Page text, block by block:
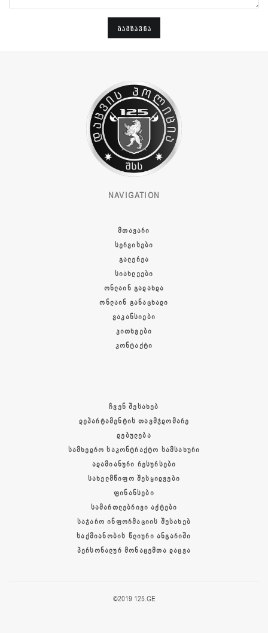
ᲒᲐᲒᲖᲐᲕᲜᲐ
NAVIGATION
ᲛᲗᲐᲕᲐᲠᲘ
ᲡᲔᲠᲕᲘᲡᲔᲑᲘ
ᲒᲐᲚᲔᲠᲔᲐ
ᲡᲘᲐᲮᲚᲔᲔᲑᲘ
ᲝᲜᲚᲐᲘᲜ ᲒᲐᲓᲐᲮᲓᲐ
ᲝᲜᲚᲐᲘᲜ ᲒᲐᲜᲐᲪᲮᲐᲓᲘ
ᲕᲐᲙᲐᲜᲡᲘᲔᲑᲘ
ᲙᲘᲗᲮᲕᲔᲑᲘ
ᲙᲝᲜᲢᲐᲥᲢᲘ
ᲩᲕᲔᲜ ᲨᲔᲡᲐᲮᲔᲑ
ᲓᲔᲞᲐᲠᲢᲐᲛᲔᲜᲢᲘᲡ ᲗᲐᲕᲛᲯᲓᲝᲛᲐᲠᲔ
ᲓᲔᲑᲣᲚᲔᲑᲐ
ᲡᲐᲛᲮᲔᲓᲠᲝ ᲡᲐᲙᲝᲜᲢᲠᲐᲥᲢᲝ ᲡᲐᲛᲡᲐᲮᲣᲠᲘ
ᲐᲓᲐᲛᲘᲐᲜᲣᲠᲘ ᲠᲔᲡᲣᲠᲡᲔᲑᲘ
ᲡᲐᲮᲔᲚᲛᲬᲘᲤᲝ ᲨᲔᲡᲧᲘᲓᲕᲔᲑᲘ
ᲤᲘᲜᲐᲜᲡᲔᲑᲘ
ᲡᲐᲛᲐᲠᲗᲚᲔᲑᲠᲘᲕᲘ ᲐᲥᲢᲔᲑᲘ
ᲡᲐᲯᲐᲠᲝ ᲘᲜᲤᲝᲠᲛᲐᲪᲘᲘᲡ ᲨᲔᲡᲐᲮᲔᲑ
ᲡᲐᲥᲛᲘᲐᲜᲝᲑᲘᲡ ᲬᲚᲘᲣᲠᲘ ᲐᲜᲒᲐᲠᲘᲨᲘ
ᲞᲔᲠᲡᲝᲜᲐᲚᲣᲠ ᲛᲝᲜᲐᲪᲔᲛᲗᲐ ᲓᲐᲪᲕᲐ
©2019 125.GE